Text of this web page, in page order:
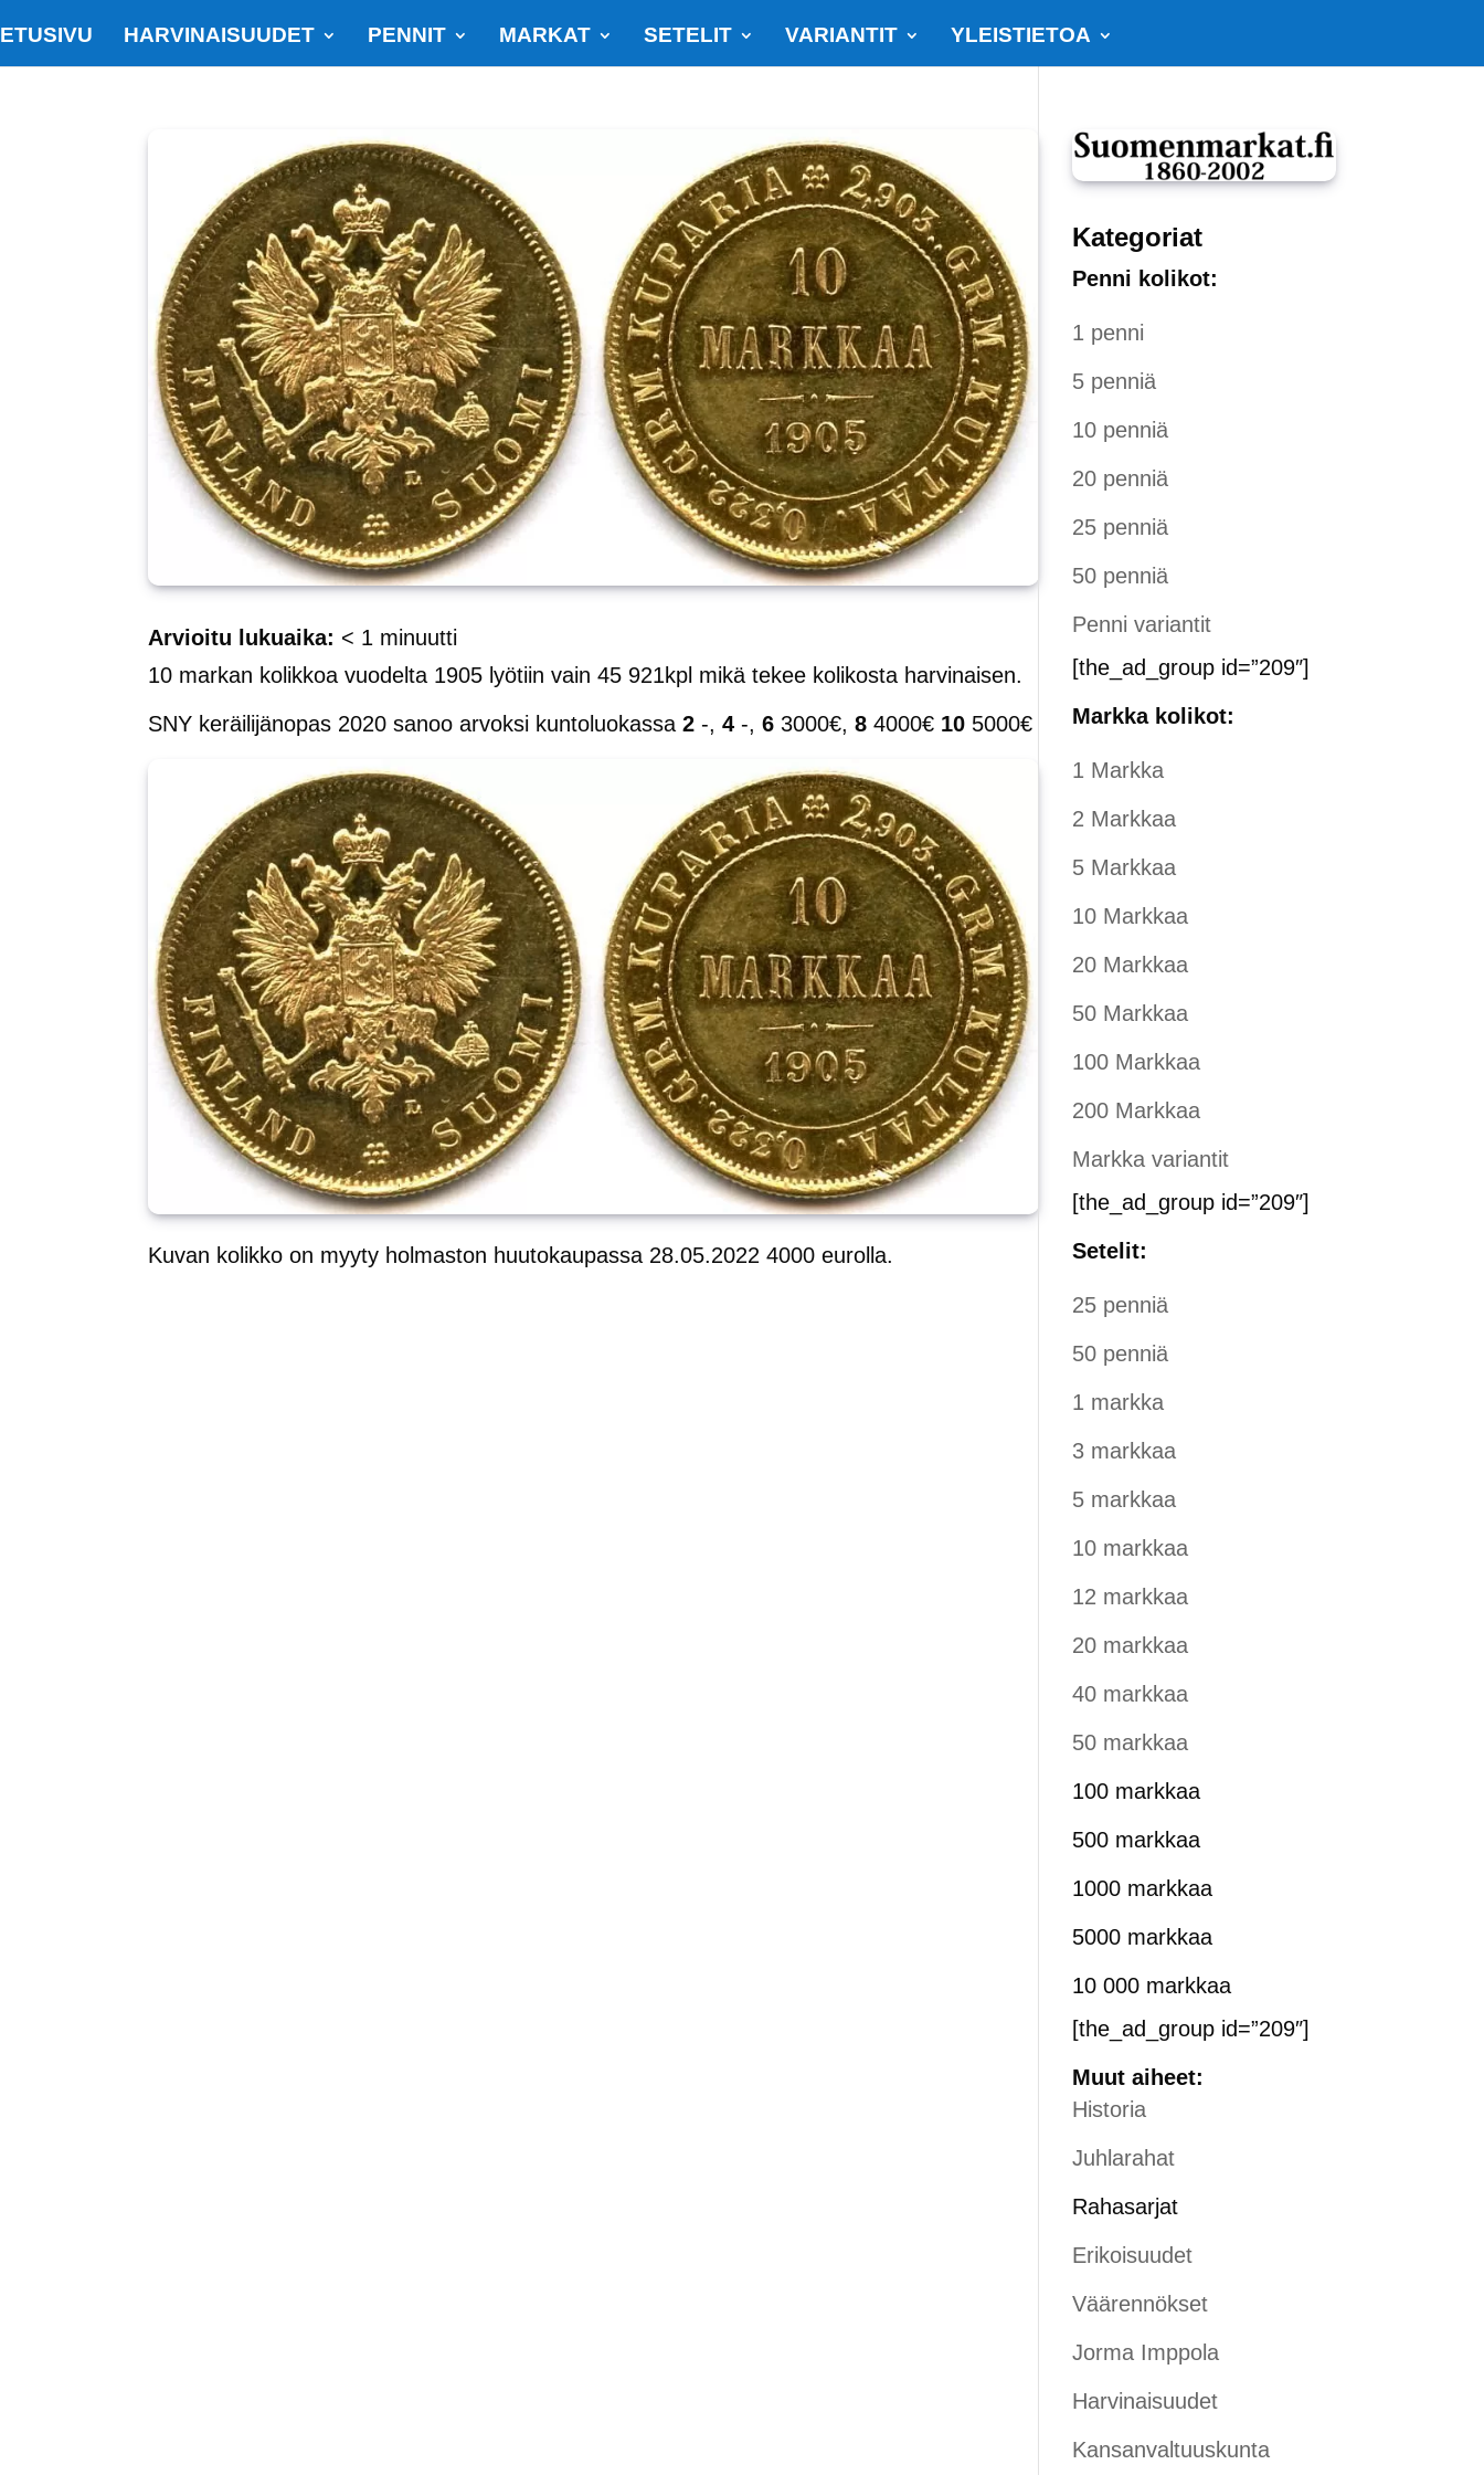
ETUSIVU HARVINAISUUDET PENNIT MARKAT SETELIT VARIANTIT
YLEISTIETOA
Arvioitu lukuaika: < 1 minuutti
10 markan kolikkoa vuodelta 1905 lyötiin vain 45 921kpl mikä tekee kolikosta harvinaisen.
SNY keräilijänopas 2020 sanoo arvoksi kuntoluokassa2 -,4 -, 63000€,8 4000€ 10 5000€
Kuvan kolikko on myyty holmaston huutokaupassa 28.05.2022 4000 eurolla.
Kategoriat
Penni kolikot:
1 penni
5 penniä
10 penniä
20 penniä
25 penniä
50 penniä
Penni variantit
[the_ad_group id=”209″]
Markka kolikot:
1 Markka
2 Markkaa
5 Markkaa
10 Markkaa
20 Markkaa
50 Markkaa
100 Markkaa
200 Markkaa
Markka variantit
[the_ad_group id=”209″]
Setelit:
25 penniä
50 penniä
1 markka
3 markkaa
5 markkaa
10 markkaa
12 markkaa
20 markkaa
40 markkaa
50 markkaa
100 markkaa
500 markkaa
1000 markkaa
5000 markkaa
10 000 markkaa
[the_ad_group id=”209″]
Muut aiheet:
Historia
Juhlarahat
Rahasarjat
Erikoisuudet
Väärennökset
Jorma Imppola
Harvinaisuudet
Kansanvaltuuskunta